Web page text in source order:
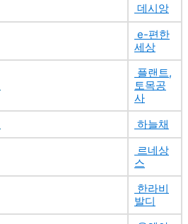
데시앙
e-편한
세상
플랜트,
토목공
사
하늘채
르네상
스
한라비
발디